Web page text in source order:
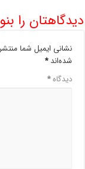
دیدگاهتان را
نشانی ایمیل شما
شده‌اند*
دیدگاه*